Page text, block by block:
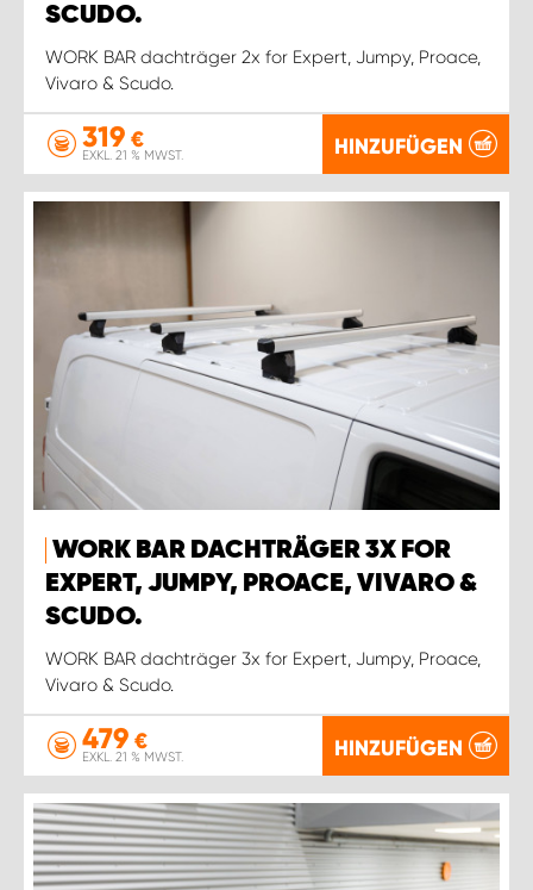
SCUDO.
WORK BAR dachträger 2x for Expert, Jumpy, Proace,
Vivaro & Scudo.
319 €
EXKL. 21 % MWST. HINZUFÜGEN
WORK BAR DACHTRÄGER 3X FOR
EXPERT, JUMPY, PROACE, VIVARO &
SCUDO.
WORK BAR dachträger 3x for Expert, Jumpy, Proace,
Vivaro & Scudo.
479 €
EXKL. 21 % MWST. HINZUFÜGEN